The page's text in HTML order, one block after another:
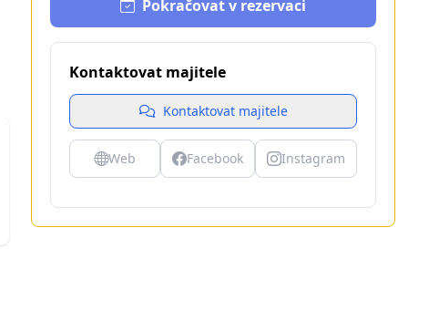
Pokračovat v rezervaci
Kontaktovat majitele
Kontaktovat majitele
Web Facebook Instagram